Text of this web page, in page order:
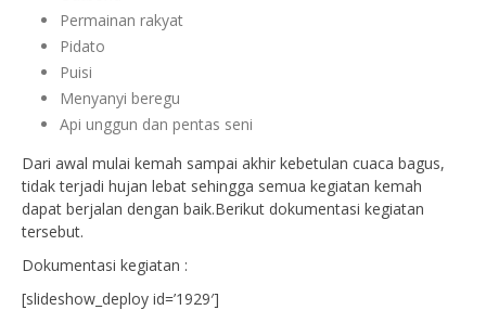
Permainan rakyat
Pidato
Puisi
Menyanyi beregu
Api unggun dan pentas seni
Dari awal mulai kemah sampai akhir kebetulan cuaca bagus,
tidak terjadi hujan lebat sehingga semua kegiatan kemah
dapat berjalan dengan baik.Berikut dokumentasi kegiatan
tersebut.
Dokumentasi kegiatan :
[slideshow_deploy id=’1929′]